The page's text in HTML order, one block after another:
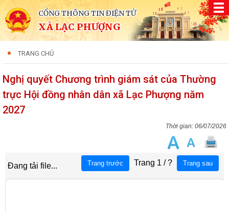
CỔNG THÔNG TIN ĐIỆN TỬ
XÃ LẠC PHƯỢNG
TRANG CHỦ
Nghị quyết Chương trình giám sát của Thường
trực Hội đồng nhân dân xã Lạc Phượng năm
2027
06/07/2026